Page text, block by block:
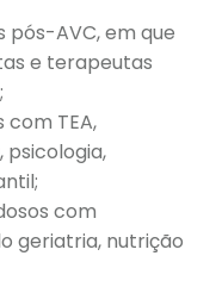
AVC, em que
e terapeutas
TEA,
psicologia,
com
geriatria, nutrição